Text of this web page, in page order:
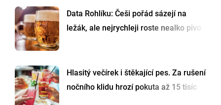
Data Rohlíku: Češi pořád sázejí na
ležák, ale nejrychleji roste nealko pivo
Hlasitý večírek i štěkající pes. Za rušení
nočního klidu hrozí pokuta až 15 tisíc